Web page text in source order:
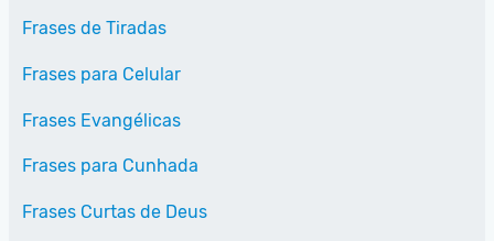
Frases de Tiradas
Frases para Celular
Frases Evangélicas
Frases para Cunhada
Frases Curtas de Deus